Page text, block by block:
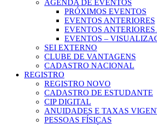
AGENDA DE EVENTOS
PRÓXIMOS EVENTOS
EVENTOS ANTERIORES
EVENTOS ANTERIORES
EVENTOS –
SEI EXTERNO
CLUBE DE VANTAGENS
CADASTRO NACIONAL
REGISTRO
REGISTRO NOVO
CADASTRO DE ESTUDANTE
CIP DIGITAL
ANUIDADES E TAXAS
PESSOAS FÍSICAS